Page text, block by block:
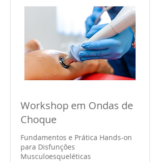
Workshop em Ondas de
Choque
Fundamentos e Prática Hands-on
para Disfunções
Musculoesqueléticas